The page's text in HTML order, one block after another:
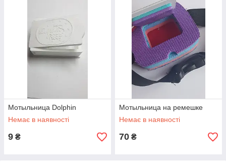
Мотыльница Dolphin
Немає в наявності
9 ₴
Мотыльница на ремешке
Немає в наявності
70 ₴